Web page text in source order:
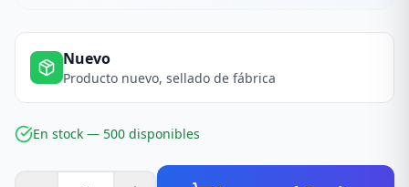
Nuevo
Producto nuevo, sellado de fábrica
En stock — 500 disponibles